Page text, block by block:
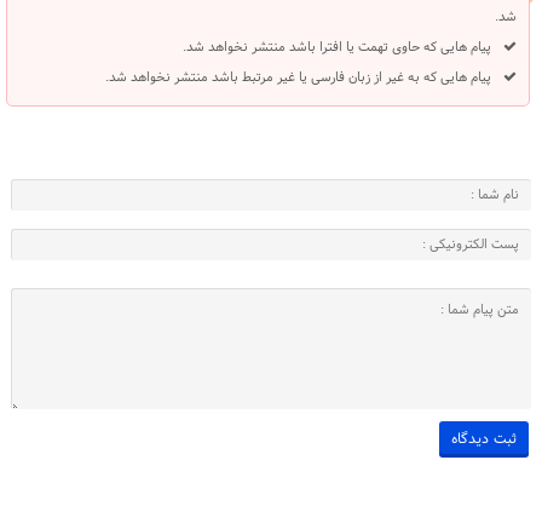
شد.
پیام هایی که حاوی تهمت یا افترا باشد منتشر نخواهد شد.
پیام هایی که به غیر از زبان فارسی یا غیر مرتبط باشد منتشر نخواهد شد.